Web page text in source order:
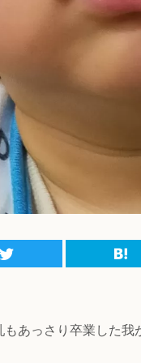
あっさり卒業した我